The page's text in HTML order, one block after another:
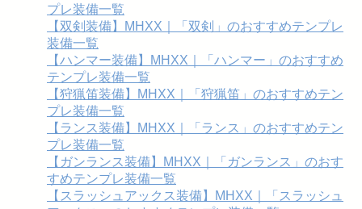
プレ装備一覧
【双剣装備】MHXX｜「双剣」のおすすめテンプレ
装備一覧
【ハンマー装備】MHXX｜「ハンマー」のおすすめ
テンプレ装備一覧
【狩猟笛装備】MHXX｜「狩猟笛」のおすすめテン
プレ装備一覧
【ランス装備】MHXX｜「ランス」のおすすめテン
プレ装備一覧
【ガンランス装備】MHXX｜「ガンランス」のおす
すめテンプレ装備一覧
【スラッシュアックス装備】MHXX｜「スラッシュ